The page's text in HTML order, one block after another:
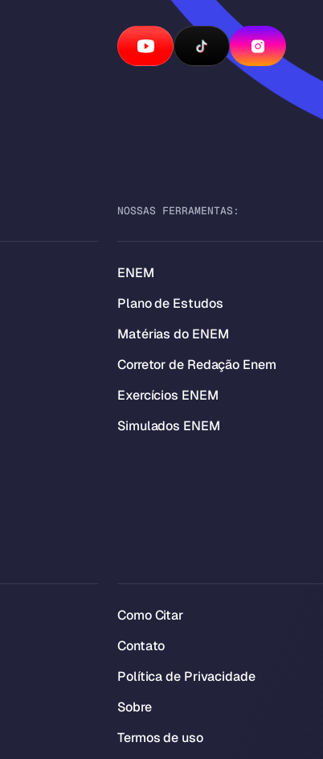
NOSSAS FERRAMENTAS:
ENEM
Plano de Estudos
Matérias do ENEM
Corretor de Redação Enem
Exercícios ENEM
Simulados ENEM
Como Citar
Contato
Política de Privacidade
Sobre
Termos de uso